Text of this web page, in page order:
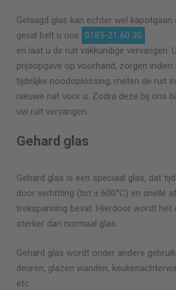
Gelaagd glas kan echter wel
geval belt u ons
0183-21 60 30
en laat u de ruit vakkundige vervangen.
prijsopgave op voorhand, zorgen
tijdelijke noodoplossing, meten de ruit
nieuwe ruit voor u. Zodra deze bij ons
uw ruit vervangen.
Gehard glas
Gehard glas is een speciaal glas, dat
door verhitting (tot ± 600°C) en snelle
trekspanning bevat. Hierdoor wordt het
sterker dan normaal glas.
Gehard glas wordt onder andere
deuren, glazen wanden,
etc.